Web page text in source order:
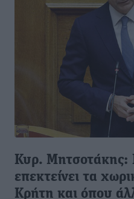
Κυρ. Μητσοτάκης:
επεκτείνει τα
Κρήτη και όπου